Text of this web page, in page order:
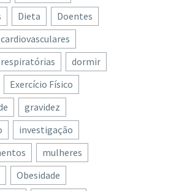
Dieta
Doentes
dormir
Exercício Físico
gravidez
investigação
mulheres
Obesidade